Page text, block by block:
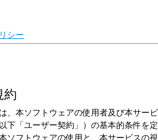
2025年9月3日（水）07:37～07:42